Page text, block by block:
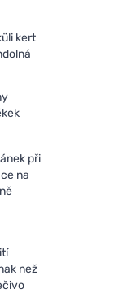
kert
při
na
než